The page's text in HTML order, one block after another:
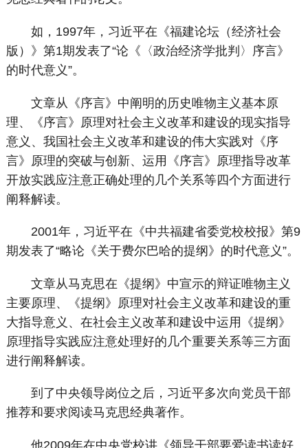
如，1997年，习近平在《福建论坛（经济社会
版）》第1期发表了“论《〈政治经济学批判〉序言》
的时代意义”。
文章从《序言》中阐明的历史唯物主义基本原
理、《序言》原理对社会主义改革和建设的现实指导
意义、我国社会主义改革和建设的伟大实践对《序
言》原理的突破与创新、运用《序言》原理指导改革
开放实践应注意正确处理的几个关系等四个方面进行
阐释解读。
2001年，习近平在《中共福建省委党校校报》第9
期发表了“略论《关于费尔巴哈的提纲》的时代意义”。
文章从马克思在《提纲》中宣示的辩证唯物主义
主要原理、《提纲》原理对社会主义改革和建设的重
大指导意义、在社会主义改革和建设中运用《提纲》
原理指导实践应注意处理好的几个重要关系等三方面
进行阐释解读。
到了中央领导岗位之后，习近平多次向党员干部
推荐和要求阅读马克思经典著作。
他2009年在中央党校讲《领导干部要爱读书读好